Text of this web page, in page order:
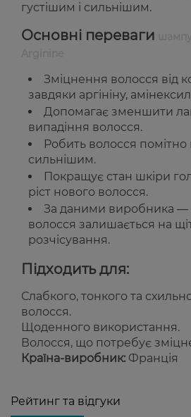
густішим і сильнішим.
Основні переваги
Зміцнення волосся від
завдяки аргініну,
Допомагає зменшити
випадіння волосся.
Робить волосся помітно
сильнішим.
Покращує стан шкіри
ріст нового волосся.
За даними виробника —
волосся залишається на
розчісування.
Підходить для:
Слабкого, тонкого та
волосся.
Щоденного використання.
Волосся, що потребує
Країна-виробник: Франція
Рейтинг та відгуки